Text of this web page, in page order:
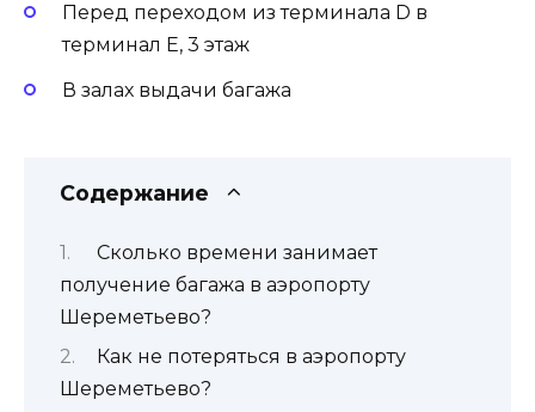
Перед переходом из терминала D в
терминал Е, 3 этаж
В залах выдачи багажа
Содержание
Сколько времени занимает
получение багажа в аэропорту
Шереметьево?
Как не потеряться в аэропорту
Шереметьево?